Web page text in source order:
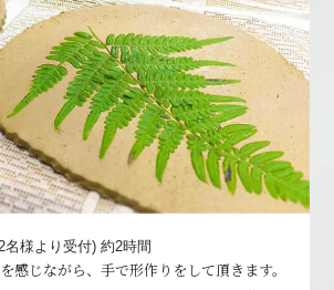
名様より受付) 約2時間
感じながら、手で形作りをして頂きます。